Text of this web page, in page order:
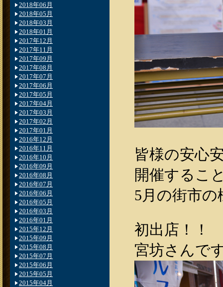
皆様の安心
開催するこ
5月の街市
初出店！！
宮坊さんで
2018年06月
2018年05月
2018年03月
2018年01月
2017年12月
2017年11月
2017年09月
2017年08月
2017年07月
2017年06月
2017年05月
2017年04月
2017年03月
2017年02月
2017年01月
2016年12月
2016年11月
2016年10月
2016年09月
2016年08月
2016年07月
2016年06月
2016年05月
2016年03月
2016年01月
2015年12月
2015年09月
2015年08月
2015年07月
2015年06月
2015年05月
2015年04月